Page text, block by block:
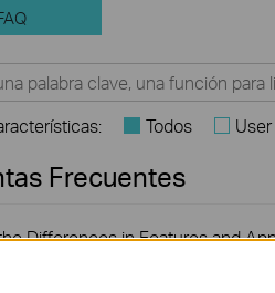
Todos
Frecuentes
Differences in Features and